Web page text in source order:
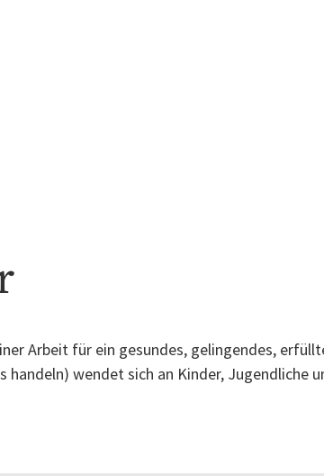
Arbeit für ein gesundes, gelingendes,
handeln) wendet sich an Kinder, Jugendliche